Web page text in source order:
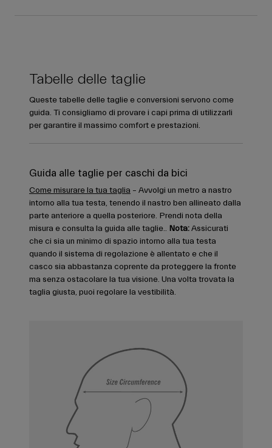
Tabelle delle taglie
Queste tabelle delle taglie e conversioni servono come
guida. Ti consigliamo di provare i capi prima di utilizzarli
per garantire il massimo comfort e prestazioni.
Guida alle taglie per caschi da bici
Come misurare la tua taglia – Avvolgi un metro a nastro
intorno alla tua testa, tenendo il nastro ben allineato dalla
parte anteriore a quella posteriore. Prendi nota della
misura e consulta la guida alle taglie.. Nota:Assicurati
che ci sia un minimo di spazio intorno alla tua testa
quando il sistema di regolazione è allentato e che il
casco sia abbastanza coprente da proteggere la fronte
ma senza ostacolare la tua visione. Una volta trovata la
taglia giusta, puoi regolare la vestibilità.